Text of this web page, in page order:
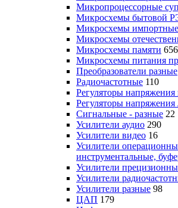
Микропроцессорные
Микросхемы бытовой
Микросхемы
Микросхемы
Микросхемы памяти 656
Микросхемы питания
Преобразователи разные
Радиочастотные 110
Регуляторы
Регуляторы
Сигнальные - разные 22
Усилители аудио 290
Усилители видео 16
Усилители
инструментальные,
Усилители
Усилители
Усилители разные 98
ЦАП 179